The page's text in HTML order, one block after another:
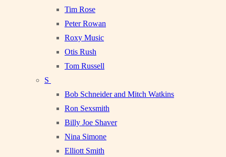
Tim Rose
Peter Rowan
Roxy Music
Otis Rush
Tom Russell
S
Bob Schneider and Mitch Watkins
Ron Sexsmith
Billy Joe Shaver
Nina Simone
Elliott Smith